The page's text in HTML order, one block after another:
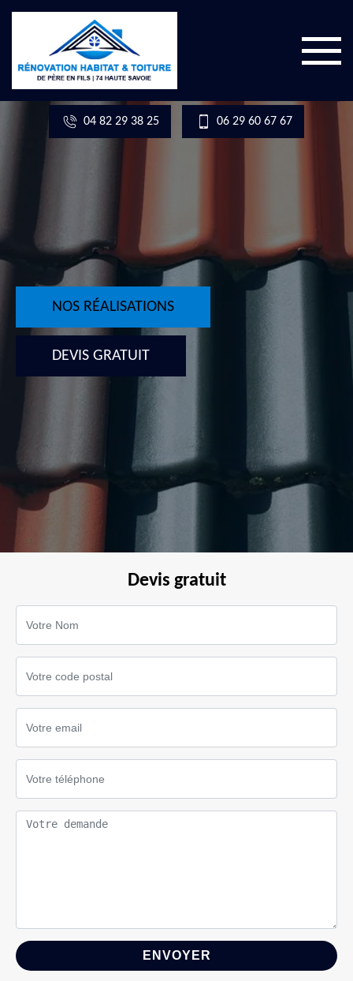
04 82 29 38 25 06 29 60 67 67
NOS RÉALISATIONS
DEVIS GRATUIT
Devis gratuit